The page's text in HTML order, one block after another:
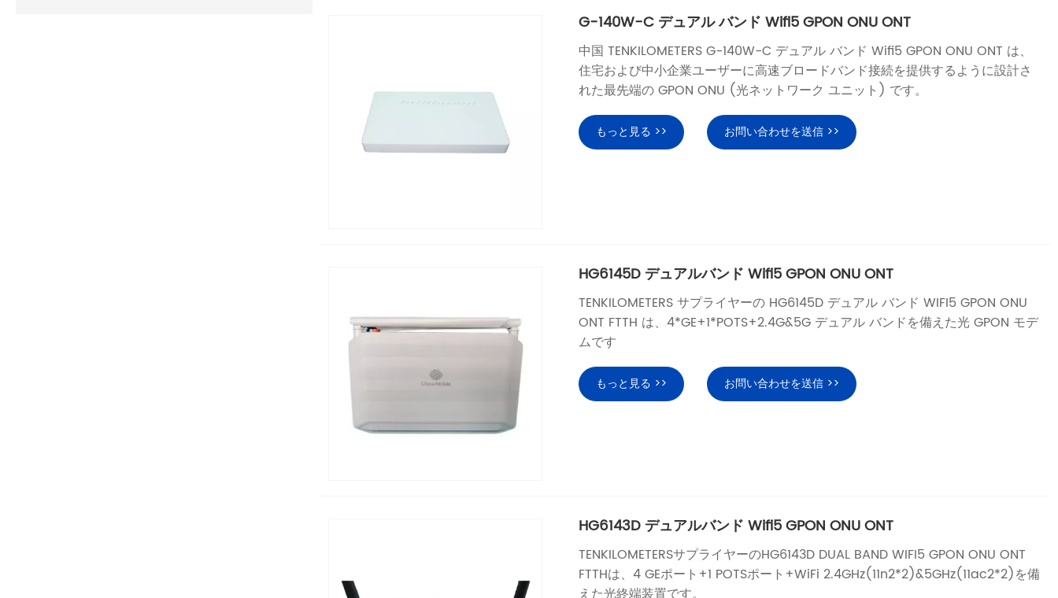
G-140W-C デュアル バンド Wifi5 GPON ONU ONT
中国 TENKILOMETERS G-140W-C デュアル バンド Wifi5 GPON ONU ONT は、
住宅および中小企業ユーザーに高速ブロードバンド接続を提供するように設計さ
れた最先端の GPON ONU (光ネットワーク ユニット) です。
もっと見る >> お問い合わせを送信 >>
HG6145D デュアルバンド Wifi5 GPON ONU ONT
TENKILOMETERS サプライヤーの HG6145D デュアル バンド WIFI5 GPON ONU
ONT FTTH は、4*GE+1*POTS+2.4G&5G デュアル バンドを備えた光 GPON モデ
ムです
もっと見る >> お問い合わせを送信 >>
HG6143D デュアルバンド Wifi5 GPON ONU ONT
TENKILOMETERSサプライヤーのHG6143D DUAL BAND WIFI5 GPON ONU ONT
FTTHは、4 GEポート+1 POTSポート+WiFi 2.4GHz(11n2*2)&5GHz(11ac2*2)を備